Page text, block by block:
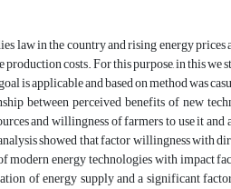
law in the country and rising energy
production costs. For this purpose, in this
is applicable and based on method was
between perceived benefits of new
and willingness of farmers to use it
showed that factor willingness with
modern energy technologies with impact
of energy supply and a significant